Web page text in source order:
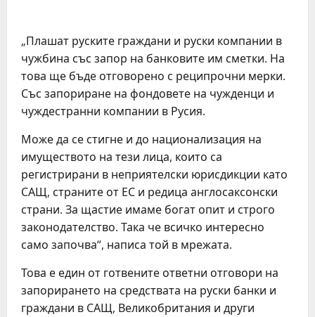
„Плашат руските граждани и руски компании в
чужбина със запор на банковите им сметки. На
това ще бъде отговорено с реципрочни мерки.
Със запориране на фондовете на чужденци и
чуждестранни компании в Русия.
Може да се стигне и до национализация на
имуществото на тези лица, които са
регистрирани в неприятелски юрисдикции като
САЩ, страните от ЕС и редица англосаксонски
страни. За щастие имаме богат опит и строго
законодателство. Така че всичко интересно
само започва“, написа той в мрежата.
Това е един от готвените ответни отговори на
запорирането на средствата на руски банки и
граждани в САЩ, Великобритания и други